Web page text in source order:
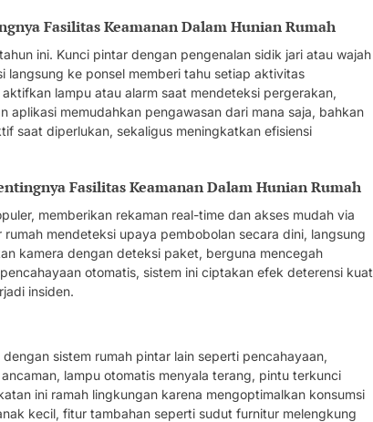
Fasilitas Keamanan Dalam Hunian Rumah
ini. Kunci pintar dengan pengenalan sidik jari atau wajah
langsung ke ponsel memberi tahu setiap aktivitas
lampu atau alarm saat mendeteksi pergerakan,
aplikasi memudahkan pengawasan dari mana saja, bahkan
saat diperlukan, sekaligus meningkatkan efisiensi
Fasilitas Keamanan Dalam Hunian Rumah
memberikan rekaman real-time dan akses mudah via
mendeteksi upaya pembobolan secara dini, langsung
kamera dengan deteksi paket, berguna mencegah
otomatis, sistem ini ciptakan efek deterensi kuat
insiden.
sistem rumah pintar lain seperti pencahayaan,
lampu otomatis menyala terang, pintu terkunci
ini ramah lingkungan karena mengoptimalkan konsumsi
kecil, fitur tambahan seperti sudut furnitur melengkung